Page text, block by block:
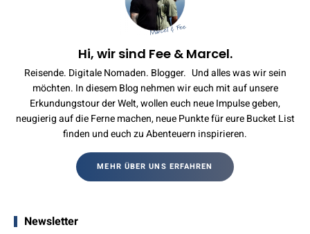
Hi, wir sind Fee & Marcel.
Reisende. Digitale Nomaden. Blogger. Und alles was wir sein
möchten. In diesem Blog nehmen wir euch mit auf unsere
Erkundungstour der Welt, wollen euch neue Impulse geben,
neugierig auf die Ferne machen, neue Punkte für eure Bucket List
finden und euch zu Abenteuern inspirieren.
MEHR ÜBER UNS ERFAHREN
Newsletter